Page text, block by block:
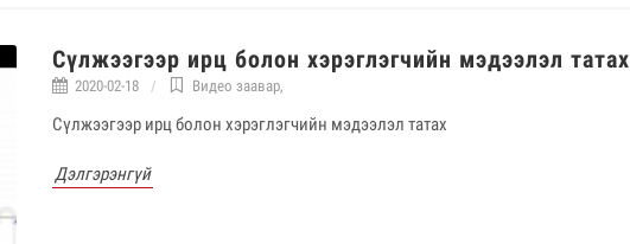
Сүлжээгээр ирц болон хэрэглэгчийн мэдээлэл татах
2020-02-18 Видео заавар,
Сүлжээгээр ирц болон хэрэглэгчийн мэдээлэл татах
Дэлгэрэнгүй